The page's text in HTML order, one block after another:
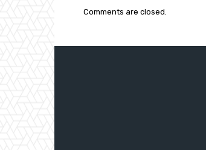
Comments are closed.